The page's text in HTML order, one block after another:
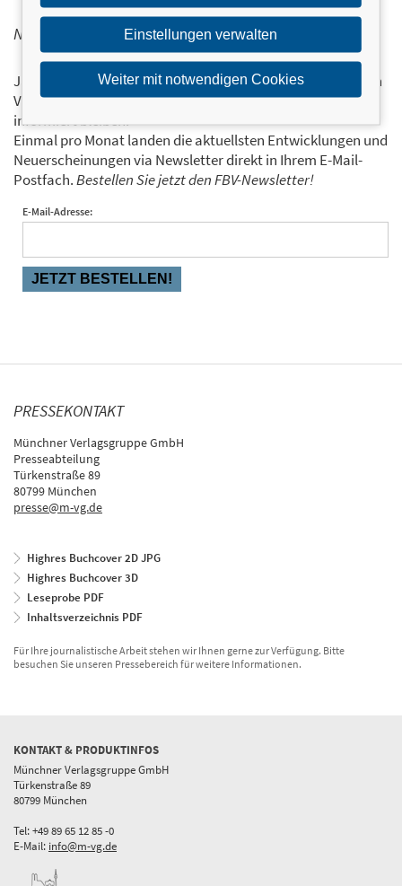
NEWSLETTER FINANZBUCH VERLAG
Ja, ich will mit dem kostenlosen Newsletter des FinanzBuch
Verlags über die aktuellen Trends im Finanzbereich
informiert bleiben.
Einmal pro Monat landen die aktuellsten Entwicklungen und
Neuerscheinungen via Newsletter direkt in Ihrem E-Mail-
Postfach.Bestellen Sie jetzt den FBV-Newsletter!
E-Mail-Adresse:
PRESSEKONTAKT
Münchner Verlagsgruppe GmbH
Presseabteilung
Türkenstraße 89
80799 München
presse@m-vg.de
Highres Buchcover 2D JPG
Highres Buchcover 3D
Leseprobe PDF
Inhaltsverzeichnis PDF
Für Ihre journalistische Arbeit stehen wir Ihnen gerne zur Verfügung. Bitte
besuchen Sie unseren Pressebereich für weitere Informationen.
KONTAKT & PRODUKTINFOS
Münchner Verlagsgruppe GmbH
Türkenstraße 89
80799 München
Tel: +49 89 65 12 85 -0
E-Mail: info@m-vg.de
Einstellungen verwalten
Weiter mit notwendigen Cookies